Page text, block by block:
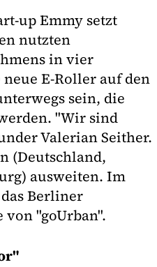
up Emmy setzt
nutzten
in vier
E-Roller auf den
sein, die
"Wir sind
Valerian Seither.
(Deutschland,
ausweiten. Im
Berliner
"goUrban".